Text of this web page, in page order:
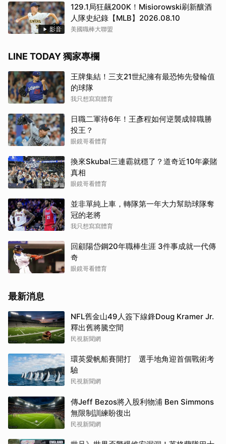
影音
129.1局狂飆200K！Misiorowski刷新釀酒
人隊史紀錄【MLB】2026.08.10
美國職棒大聯盟
LINE TODAY 獨家專欄
王牌集結！三支21世紀擁有最恐怖先發輪值
的球隊
我只想寫寫體育
日職二軍待6年！王彥程如何逆襲成韓職勝
投王？
眼鏡哥看體育
換來Skubal三連霸就穩了？道奇近10年豪賭
真相
眼鏡哥看體育
並非單純上車，轉隊第一年大力幫助球隊奪
冠的老將
我只想寫寫體育
回顧陽岱鋼20年職棒生涯 3件事成就一代傳
奇
眼鏡哥看體育
最新消息
NFL舊金山49人簽下線鋒Doug Kramer Jr.
釋出舊將騰空間
民視新聞網
環英愛帆船賽開打 選手地角迎首個戰術考
驗
民視新聞網
傳Jeff Bezos將入股利物浦 Ben Simmons
無限制訓練盼復出
民視新聞網